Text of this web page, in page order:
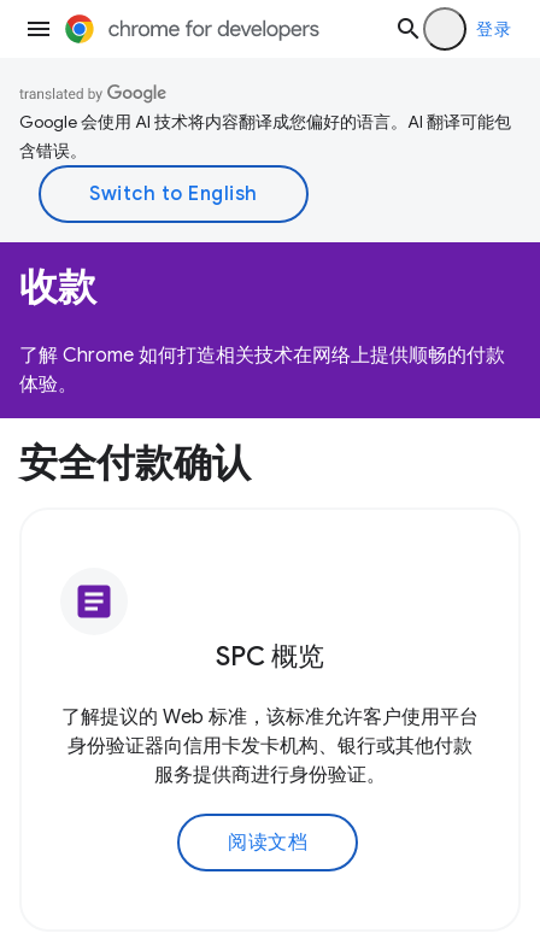
登录
Google 会使用 AI 技术将内容翻译成您偏好的语言。AI 翻译可能包
含错误。
收款
了解 Chrome 如何打造相关技术在网络上提供顺畅的付款
体验。
安全付款确认
article
SPC 概览
了解提议的 Web 标准，该标准允许客户使用平台
身份验证器向信用卡发卡机构、银行或其他付款
服务提供商进行身份验证。
阅读文档